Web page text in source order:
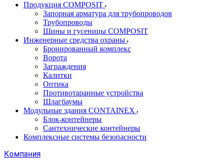
Продукция COMPOSIT
Запорная арматура для трубопроводов
Трубопроводы
Шины и гусеницы COMPOSIT
Инженерные средства охраны
Бронированный комплекс
Ворота
Заграждения
Калитки
Оптика
Противотаранные устройства
Шлагбаумы
Модульные здания CONTAINEX
Блок-контейнеры
Сантехнические контейнеры
Комплексные системы безопасности
Компания